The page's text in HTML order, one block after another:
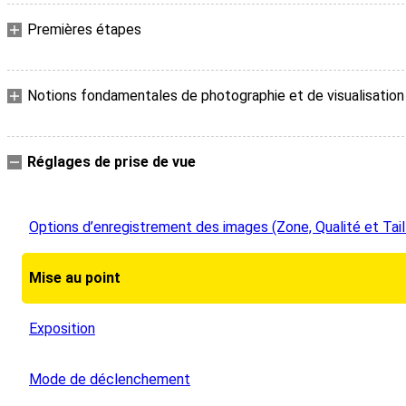
Premières étapes
Notions fondamentales de photographie et de visualisation
Réglages de prise de vue
Options d’enregistrement des images (Zone, Qualité et
Mise au point
Exposition
Mode de déclenchement